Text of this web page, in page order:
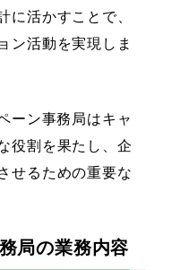
に活かすことで、
ン活動を実現しま
ーン事務局はキャ
役割を果たし、企
せるための重要な
局の業務内容